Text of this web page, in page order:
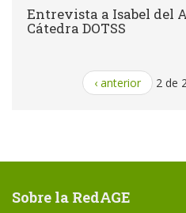
Entrevista a Isabel del
Cátedra DOTSS
‹ anterior 2 de
Sobre la RedAGE